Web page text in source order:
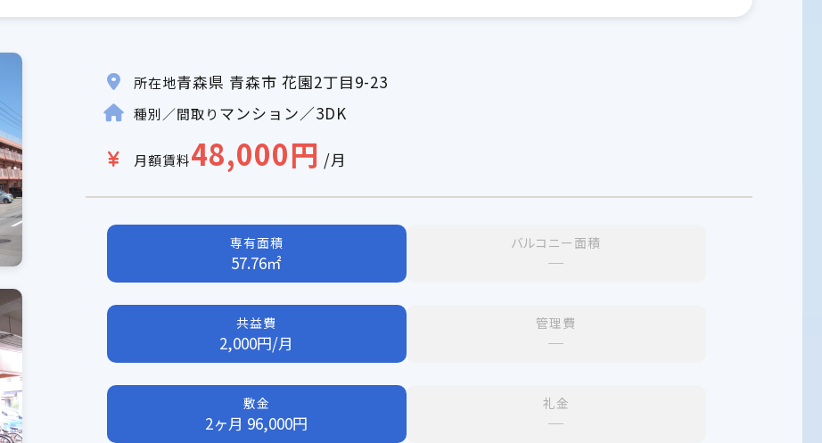
所在地青森県 青森市 花園2丁目9-23
種別／間取り マンション／3DK
月額賃料48,000円 /月
専有面積
57.76㎡
バルコニー面積
─
共益費
2,000円/月
管理費
─
敷金
2ヶ月 96,000円
礼金
─